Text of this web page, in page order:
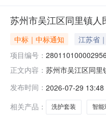
苏州市吴江区同里镇
中标｜中标通知 江苏省
项目编号：
正文内容： 苏州市吴江区同
政区划编码
发布时间： 2026-07-29 13:48
相关产品：
洗护套装 智能